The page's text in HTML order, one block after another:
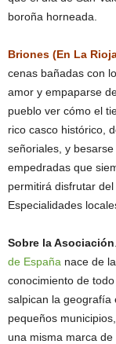
boroña horneada.
Briones (En La
cenas bañadas con
amor y empaparse
pueblo ver cómo el
rico casco histórico,
señoriales, y
empedradas que
permitirá disfrutar
Especialidades
Sobre la Asociación
de España nace de
conocimiento de
salpican la geografía
pequeños
una misma marca